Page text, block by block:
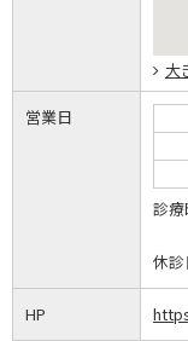
大
営業日
診療
休診
HP